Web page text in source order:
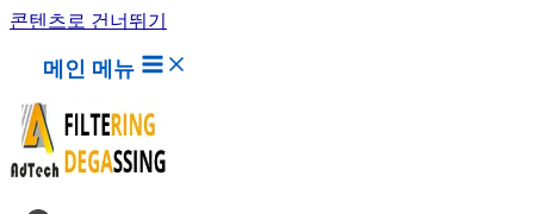
콘텐츠로 건너뛰기
메인 메뉴